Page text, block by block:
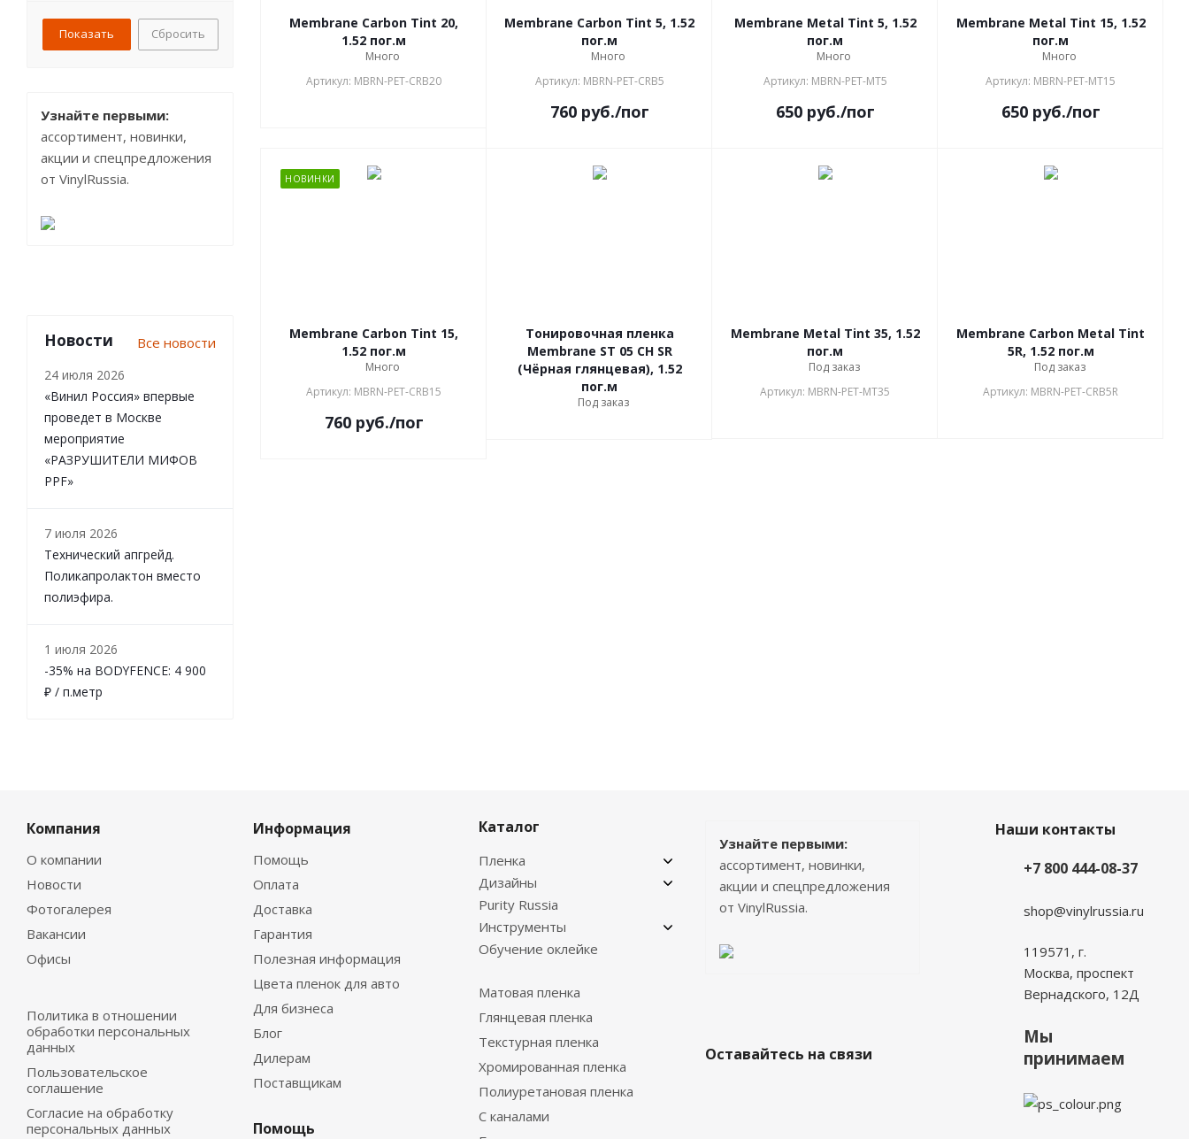
Membrane Carbon Tint 20,
1.52 пог.м
Много
Артикул: MBRN-PET-CRB20
Membrane Carbon Tint 5, 1.52
пог.м
Много
Артикул: MBRN-PET-CRB5
760руб./пог
Membrane Metal Tint 5, 1.52
пог.м
Много
Артикул: MBRN-PET-MT5
650руб./пог
Membrane Metal Tint 15, 1.52
пог.м
Много
Артикул: MBRN-PET-MT15
650руб./пог
НОВИНКИ
Membrane Carbon Tint 15,
1.52 пог.м
Много
Артикул: MBRN-PET-CRB15
760руб./пог
Тонировочная пленка
Membrane ST 05 CH SR
(Чёрная глянцевая), 1.52
пог.м
Под заказ
Membrane Metal Tint 35, 1.52
пог.м
Под заказ
Артикул: MBRN-PET-MT35
Membrane Carbon Metal Tint
5R, 1.52 пог.м
Под заказ
Артикул: MBRN-PET-CRB5R
Сбросить
Узнайте первыми:
ассортимент, новинки,
акции и спецпредложения
от VinylRussia.
Новости Все новости
24 июля 2026
«Винил Россия» впервые
проведет в Москве
мероприятие
«РАЗРУШИТЕЛИ МИФОВ
PPF»
7 июля 2026
Технический апгрейд.
Поликапролактон вместо
полиэфира.
1 июля 2026
-35% на BODYFENCE: 4 900
₽ / п.метр
Компания
О компании
Новости
Фотогалерея
Вакансии
Офисы
Политика в отношении
обработки персональных
данных
Пользовательское
соглашение
Согласие на обработку
персональных данных
Информация
Помощь
Оплата
Доставка
Гарантия
Полезная информация
Цвета пленок для авто
Для бизнеса
Блог
Дилерам
Поставщикам
Помощь
Каталог
Пленка
Дизайны
Purity Russia
Инструменты
Обучение оклейке
Матовая пленка
Глянцевая пленка
Текстурная пленка
Хромированная пленка
Полиуретановая пленка
С каналами
Узнайте первыми:
ассортимент, новинки,
акции и спецпредложения
от VinylRussia.
Оставайтесь на связи
Наши контакты
+7 800 444-08-37
shop@vinylrussia.ru
119571,г.
Москва, проспект
Вернадского, 12Д
Мы
принимаем